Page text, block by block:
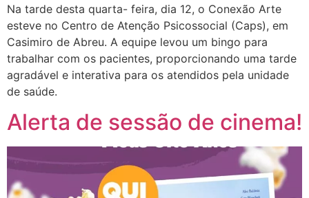
Na tarde desta quarta- feira, dia 12, o Conexão Arte
esteve no Centro de Atenção Psicossocial (Caps), em
Casimiro de Abreu. A equipe levou um bingo para
trabalhar com os pacientes, proporcionando uma tarde
agradável e interativa para os atendidos pela unidade
de saúde.
Alerta de sessão de cinema!